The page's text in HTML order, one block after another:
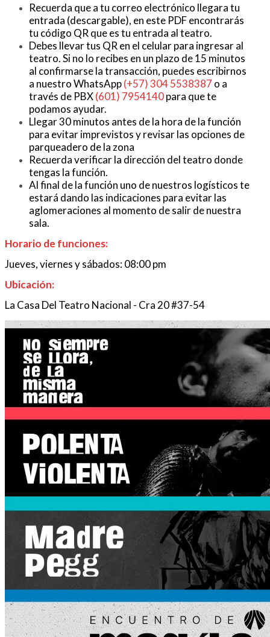
Recuerda que a tu correo electrónico llegara tu
entrada (descargable), en este PDF encontrarás
tu código QR que es tu entrada al teatro.
Debes llevar tus QR en el celular para ingresar al
teatro. Si no lo recibes en un plazo de 15 minutos
al confirmarse la transacción, puedes escribirnos
a nuestro WhatsApp(+57) 304 5538387 o a
través de PBX(601) 7954140para que te
podamos ayudar.
Llegar 30 minutos antes de la hora de la función
para evitar imprevistos y revisar las opciones de
parqueadero de la zona
Recuerda verificar la dirección del teatro donde
tengas la función.
Al final de la función uno de nuestros logísticos te
estará dando las indicaciones para evitar las
aglomeraciones al momento de salir de nuestra
sala.
Horario de funciones:
Jueves, viernes y sábados: 08:00 pm
Ubicación:
La Casa Del Teatro Nacional - Cra 20 #37-54